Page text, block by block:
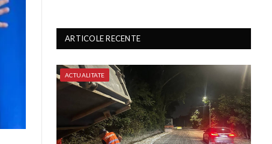
ARTICOLE RECENTE
ACTUALITATE